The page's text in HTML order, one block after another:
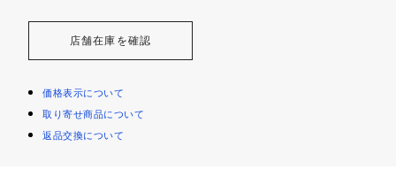
店舗在庫を確認
価格表示について
取り寄せ商品について
返品交換について